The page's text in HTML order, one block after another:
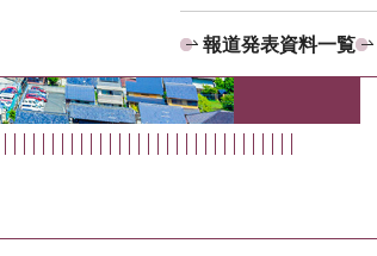
報道発表資料一覧